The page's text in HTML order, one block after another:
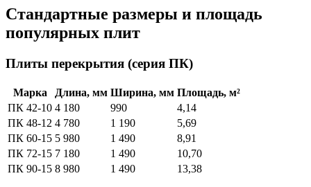
Стандартные размеры и площадь
популярных плит
Плиты перекрытия (серия ПК)
Марка Длина, мм Ширина, мм Площадь, м²
ПК 42-10 4 180 990
4,14
ПК 48-12 4 780 1 190
5,69
ПК 60-15 5 980 1 490
8,91
ПК 72-15 7 180 1 490
10,70
ПК 90-15 8 980 1 490 13,38